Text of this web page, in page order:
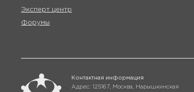
Эксперт центр
Форумы
Контактная информация
Адрес: 125167, Москва, Нарышкинская